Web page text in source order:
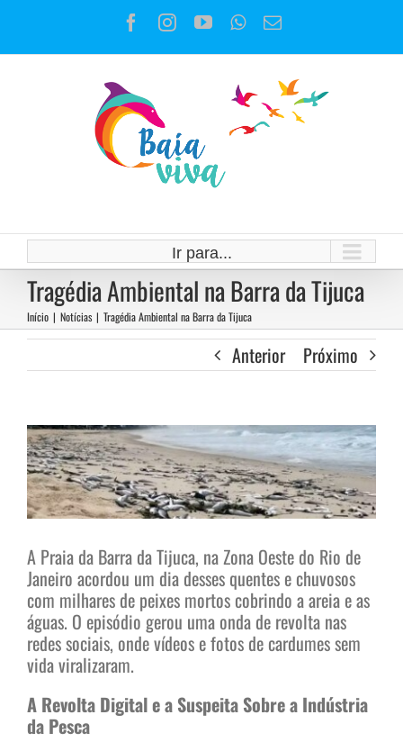
o
Facebook
Instagram
YouTubeWhatsApp
E-
Ir para...
Tragédia Ambiental na Barra da Tijuca
Início | Notícias | Tragédia Ambiental na Barra da Tijuca
Anterior Próximo
View
Larger
Image
A Praia da Barra da Tijuca, na Zona Oeste do Rio de
Janeiro acordou um dia desses quentes e chuvosos
com milhares de peixes mortos cobrindo a areia e as
águas. O episódio gerou uma onda de revolta nas
redes sociais, onde vídeos e fotos de cardumes sem
vida viralizaram.
A Revolta Digital e a Suspeita Sobre a Indústria
da Pesca